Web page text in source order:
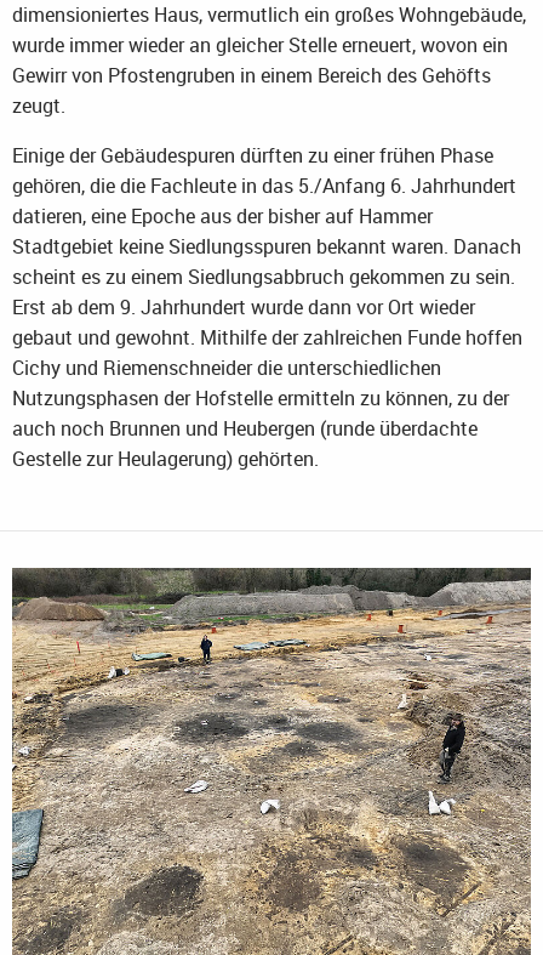
dimensioniertes Haus, vermutlich ein großes Wohngebäude,
wurde immer wieder an gleicher Stelle erneuert, wovon ein
Gewirr von Pfostengruben in einem Bereich des Gehöfts
zeugt.
Einige der Gebäudespuren dürften zu einer frühen Phase
gehören, die die Fachleute in das 5./Anfang 6. Jahrhundert
datieren, eine Epoche aus der bisher auf Hammer
Stadtgebiet keine Siedlungsspuren bekannt waren. Danach
scheint es zu einem Siedlungsabbruch gekommen zu sein.
Erst ab dem 9. Jahrhundert wurde dann vor Ort wieder
gebaut und gewohnt. Mithilfe der zahlreichen Funde hoffen
Cichy und Riemenschneider die unterschiedlichen
Nutzungsphasen der Hofstelle ermitteln zu können, zu der
auch noch Brunnen und Heubergen (runde überdachte
Gestelle zur Heulagerung) gehörten.